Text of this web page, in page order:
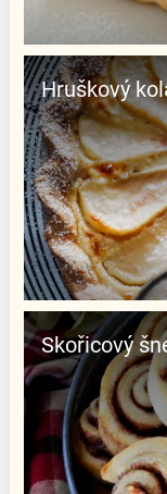
Hruškový
Skořicový